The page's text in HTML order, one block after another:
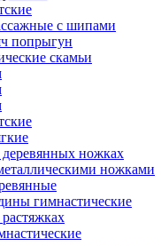
с шипами
попрыгун
скамьи
ножках
ножками
гимнастические